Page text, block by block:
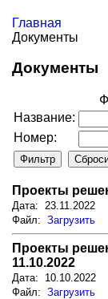
Главная
Документы
Документы
Название:
Номер:
Проекты
Дата: 23.11.2022
Файл: Загрузить
Проекты
11.10.2022
Дата: 10.10.2022
Файл: Загрузить